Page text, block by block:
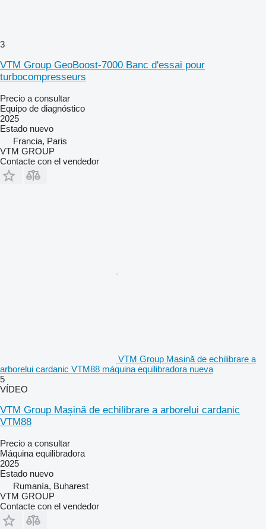
3
VTM Group GeoBoost-7000 Banc d'essai pour
turbocompresseurs
Precio a consultar
Equipo de diagnóstico
2025
Estado nuevo
Francia, Paris
VTM GROUP
Contacte con el vendedor
VTM Group Mașină de echilibrare a
arborelui cardanic VTM88 máquina equilibradora nueva
5
VÍDEO
VTM Group Mașină de echilibrare a arborelui cardanic
VTM88
Precio a consultar
Máquina equilibradora
2025
Estado nuevo
Rumanía, Buharest
VTM GROUP
Contacte con el vendedor